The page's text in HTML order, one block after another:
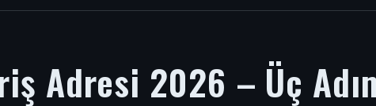
Adresi 2026 – Üç